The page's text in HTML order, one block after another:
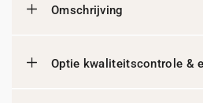
Omschrijving
Optie kwaliteitscontrole &